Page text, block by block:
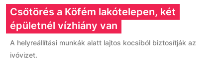
Csőtörés a Köfém lakótelepen, két
épületnél vízhiány van
A helyreállítási munkák alatt lajtos kocsiból biztosítják az
ivóvizet.